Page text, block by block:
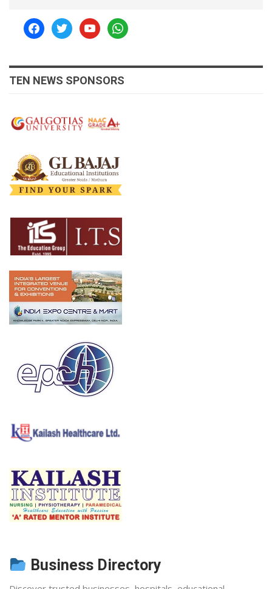
facebooktwitteryoutubewhatsapp
TEN NEWS SPONSORS
Business Directory